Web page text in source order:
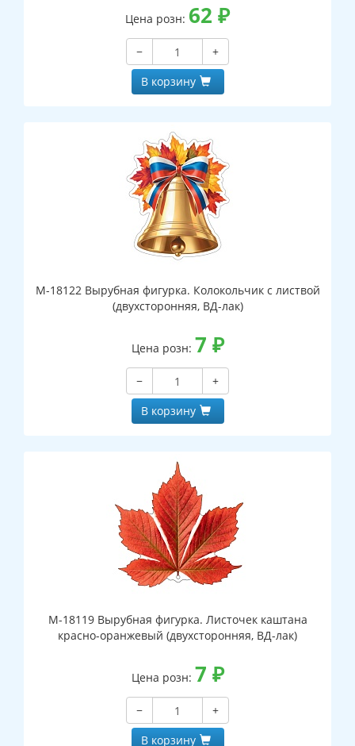
Цена розн: 62 ₽
−
+
В корзину
М-18122 Вырубная фигурка. Колокольчик с листвой
(двухсторонняя, ВД-лак)
Цена розн: 7 ₽
−
+
В корзину
М-18119 Вырубная фигурка. Листочек каштана
красно-оранжевый (двухсторонняя, ВД-лак)
Цена розн: 7 ₽
−
+
В корзину